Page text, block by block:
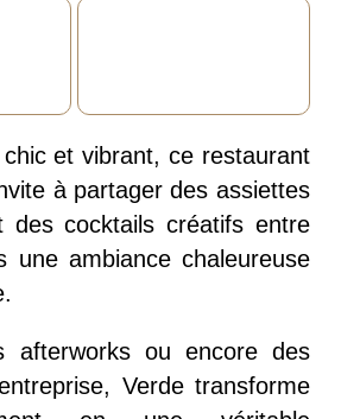
et vibrant, ce restaurant
à partager des assiettes
des cocktails créatifs entre
une ambiance chaleureuse
afterworks ou encore des
Verde transforme